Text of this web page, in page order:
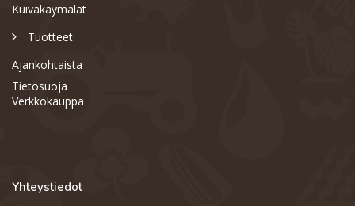
Kuivakäymälät
Tuotteet
Ajankohtaista
Tietosuoja
Verkkokauppa
Yhteystiedot